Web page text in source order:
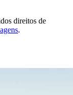
direitos de
.